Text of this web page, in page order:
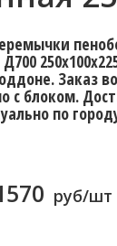
Д700
Заказ
с блоком.
по
руб/шт